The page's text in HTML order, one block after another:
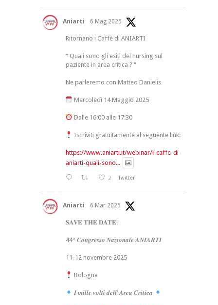
Aniarti 6 Mag 2025
Ritornano i Caffè di ANIARTI
“ Quali sono gli esiti del nursing sul
paziente in area critica ? “
Ne parleremo con Matteo Danielis
Mercoledì 14 Maggio 2025
Dalle 16:00 alle 17:30
Iscriviti gratuitamente al seguente link:
https://www.aniarti.it/webinar/i-caffe-di-
aniarti-quali-sono...
2 Twitter
Aniarti 6 Mar 2025
𝐒𝐀𝐕𝐄 𝐓𝐇𝐄 𝐃𝐀𝐓𝐄!
44° 𝑪𝒐𝒏𝒈𝒓𝒆𝒔𝒔𝒐 𝑵𝒂𝒛𝒊𝒐𝒏𝒂𝒍𝒆 𝑨𝑵𝑰𝑨𝑹𝑻𝑰
11-12 novembre 2025
Bologna
𝑰 𝒎𝒊𝒍𝒍𝒆 𝒗𝒐𝒍𝒕𝒊 𝒅𝒆𝒍𝒍’ 𝑨𝒓𝒆𝒂 𝑪𝒓𝒊𝒕𝒊𝒄𝒂